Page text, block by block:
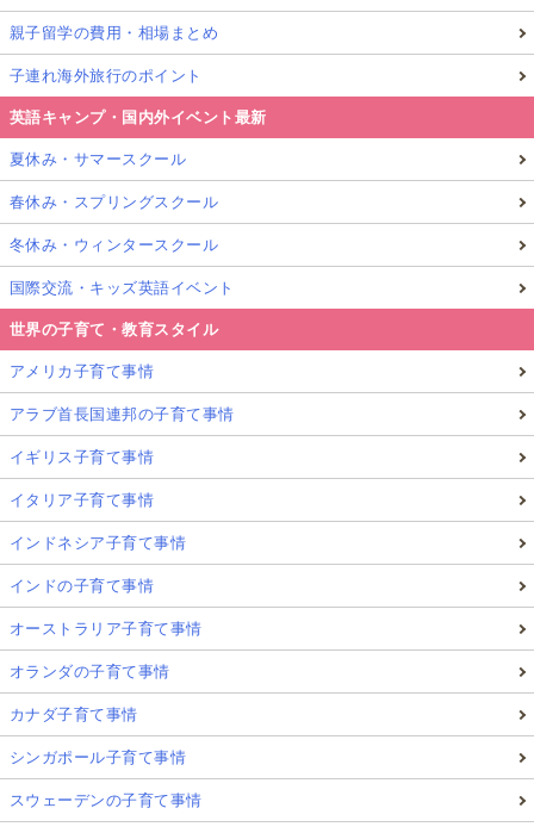
親子留学の費用・相場まとめ
子連れ海外旅行のポイント
英語キャンプ・国内外イベント最新
夏休み・サマースクール
春休み・スプリングスクール
冬休み・ウィンタースクール
国際交流・キッズ英語イベント
世界の子育て・教育スタイル
アメリカ子育て事情
アラブ首長国連邦の子育て事情
イギリス子育て事情
イタリア子育て事情
インドネシア子育て事情
インドの子育て事情
オーストラリア子育て事情
オランダの子育て事情
カナダ子育て事情
シンガポール子育て事情
スウェーデンの子育て事情